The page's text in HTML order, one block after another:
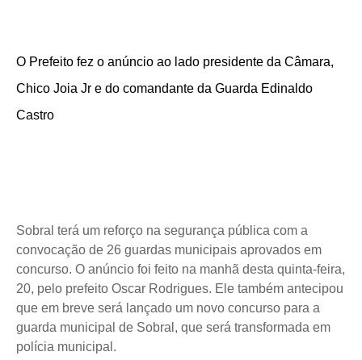
O Prefeito fez o anúncio ao lado presidente da Câmara,
Chico Joia Jr e do comandante da Guarda Edinaldo
Castro
Sobral terá um reforço na segurança pública com a
convocação de 26 guardas municipais aprovados em
concurso. O anúncio foi feito na manhã desta quinta-feira,
20, pelo prefeito Oscar Rodrigues. Ele também antecipou
que em breve será lançado um novo concurso para a
guarda municipal de Sobral, que será transformada em
polícia municipal.